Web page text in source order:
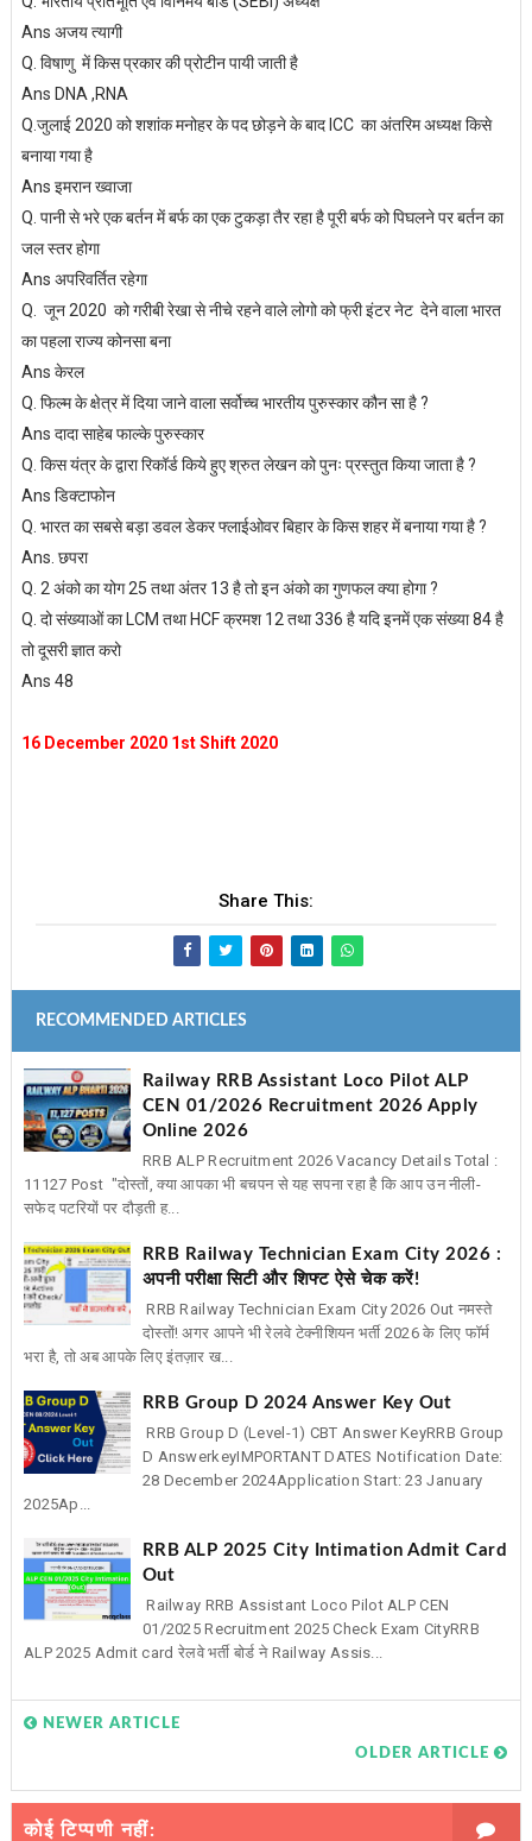
Ans अजय त्यागी
Q. विषाणु में किस प्रकार की प्रोटीन पायी जाती है
Ans DNA ,RNA
Q.जुलाई 2020 को शशांक मनोहर के पद छोड़ने के बाद ICC का अंतरिम अध्यक्ष किसे
बनाया गया है
Ans इमरान ख्वाजा
Q. पानी से भरे एक बर्तन में बर्फ का एक टुकड़ा तैर रहा है पूरी बर्फ को पिघलने पर बर्तन का
जल स्तर होगा
Ans अपरिवर्तित रहेगा
Q. जून 2020 को गरीबी रेखा से नीचे रहने वाले लोगो को फ्री इंटर नेट देने वाला भारत
का पहला राज्य कोनसा बना
Ans केरल
Q. फिल्म के क्षेत्र में दिया जाने वाला सर्वोच्च भारतीय पुरुस्कार कौन सा है ?
Ans दादा साहेब फाल्के पुरुस्कार
Q. किस यंत्र के द्वारा रिकॉर्ड किये हुए श्रुत लेखन को पुनः प्रस्तुत किया जाता है ?
Ans डिक्टाफोन
Q. भारत का सबसे बड़ा डवल डेकर फ्लाईओवर बिहार के किस शहर में बनाया गया है ?
Ans. छपरा
Q. 2 अंको का योग 25 तथा अंतर 13 है तो इन अंको का गुणफल क्या होगा ?
Q. दो संख्याओं का LCM तथा HCF क्रमश 12 तथा 336 है यदि इनमें एक संख्या 84 है
तो दूसरी ज्ञात करो
Ans 48
16 December 2020 1st Shift 2020
Share This:
RECOMMENDED ARTICLES
Railway RRB Assistant Loco Pilot ALP
CEN 01/2026 Recruitment 2026 Apply
Online 2026
RRB ALP Recruitment 2026 Vacancy Details Total :
11127 Post "दोस्तों, क्या आपका भी बचपन से यह सपना रहा है कि आप उन नीली-
सफेद पटरियों पर दौड़ती ह...
RRB Railway Technician Exam City 2026 :
अपनी परीक्षा सिटी और शिफ्ट ऐसे चेक करें!
RRB Railway Technician Exam City 2026 Out नमस्ते
दोस्तों! अगर आपने भी रेलवे टेक्नीशियन भर्ती 2026 के लिए फॉर्म
भरा है, तो अब आपके लिए इंतज़ार ख...
RRB Group D 2024 Answer Key Out
RRB Group D (Level-1) CBT Answer KeyRRB Group
D AnswerkeyIMPORTANT DATES Notification Date:
28 December 2024Application Start: 23 January
2025Ap...
RRB ALP 2025 City Intimation Admit Card
Out
Railway RRB Assistant Loco Pilot ALP CEN
01/2025 Recruitment 2025 Check Exam CityRRB
ALP 2025 Admit card रेलवे भर्ती बोर्ड ने Railway Assis...
NEWER ARTICLE
OLDER ARTICLE
कोई टिप्पणी नहीं: